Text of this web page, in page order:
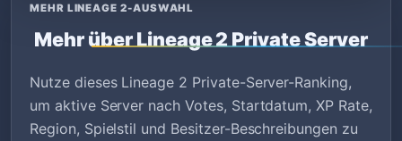
MEHR LINEAGE 2-AUSWAHL
Mehr über Lineage 2 Private Server
Nutze dieses Lineage 2 Private-Server-Ranking,
um aktive Server nach Votes, Startdatum, XP Rate,
Region, Spielstil und Besitzer-Beschreibungen zu